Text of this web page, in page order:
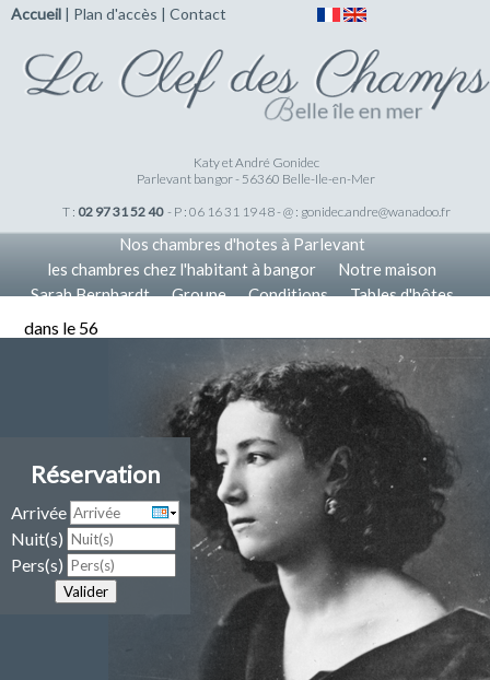
Réservation
Arrivée
Nuit(s)
Pers(s)
Valider
Accueil | Plan d'accès | Contact
Katy et André Gonidec
Parlevant bangor - 56360 Belle-Ile-en-Mer
T : 02 97 31 52 40- P : 06 16 31 19 48 - @ : gonidec.andre@wanadoo.fr
Nos chambres d'hotes à Parlevant
les chambres chez l'habitant à bangor
Notre maison
Sarah Bernhardt
Groupe Conditions
Tables d'hôtes
dans le 56